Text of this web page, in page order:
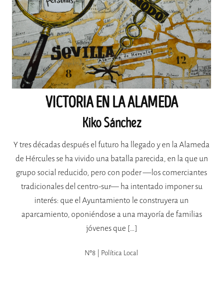
VICTORIA EN LA ALAMEDA
Kiko Sánchez
Y tres décadas después el futuro ha llegado y en la Alameda
de Hércules se ha vivido una batalla parecida, en la que un
grupo social reducido, pero con poder —los comerciantes
tradicionales del centro-sur— ha intentado imponer su
interés: que el Ayuntamiento le construyera un
aparcamiento, oponiéndose a una mayoría de familias
jóvenes que […]
Nº8 | Política Local